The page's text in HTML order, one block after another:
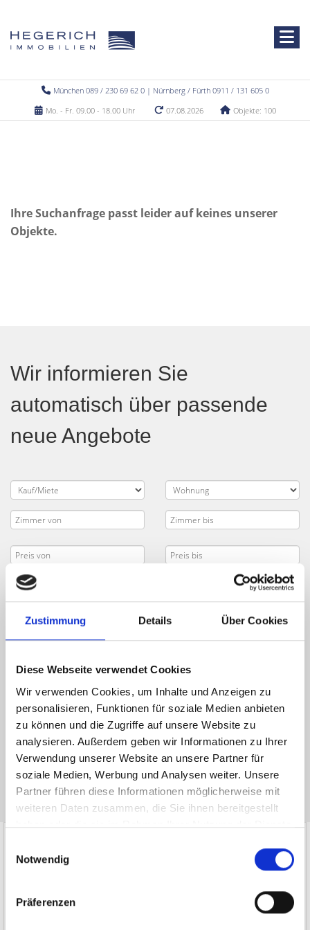
Zustimmung Details Über Cookies
Diese Webseite verwendet Cookies
Wir verwenden Cookies, um Inhalte und Anzeigen zu
personalisieren, Funktionen für soziale Medien anbieten
zu können und die Zugriffe auf unsere Website zu
analysieren. Außerdem geben wir Informationen zu Ihrer
Verwendung unserer Website an unsere Partner für
soziale Medien, Werbung und Analysen weiter. Unsere
Partner führen diese Informationen möglicherweise mit
weiteren Daten zusammen, die Sie ihnen bereitgestellt
haben oder die sie im Rahmen Ihrer Nutzung der Dienste
Notwendig
Präferenzen
München 089 / 230 69 62 0 | Nürnberg / Fürth 0911 / 131 605 0
Mo. - Fr. 09.00 - 18.00 Uhr
07.08.2026 Objekte: 100
Ihre Suchanfrage passt leider auf keines unserer
Objekte.
Wir informieren Sie
automatisch über passende
neue Angebote
zu, dass meine Angaben und Daten zur Beantwortung meiner Anfrage
Hinweis: Sie können Ihre Einwilligung jederzeit für die Zukunft per E-Mail
* Pflichtfelder
Absenden
Empfehlung! I would like to
Jamrow for her excellent
and very friendly service.
From the minute I saw her